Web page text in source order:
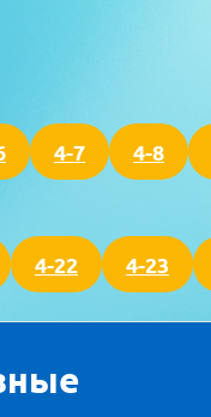
4-7 4-8
4-22 4-23